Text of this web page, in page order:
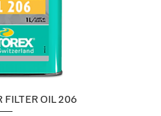
FILTER OIL 206